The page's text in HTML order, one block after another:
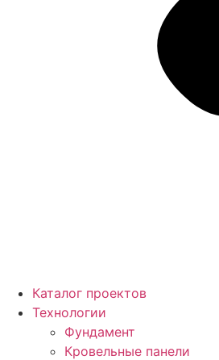
Каталог проектов
Технологии
Фундамент
Кровельные панели